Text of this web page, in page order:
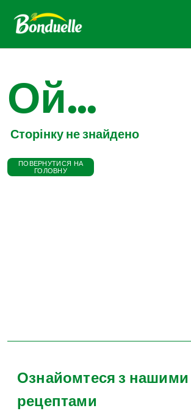
Ой...
Сторінку не знайдено
ПОВЕРНУТИСЯ НА
ГОЛОВНУ
Ознайомтеся з нашими
рецептами